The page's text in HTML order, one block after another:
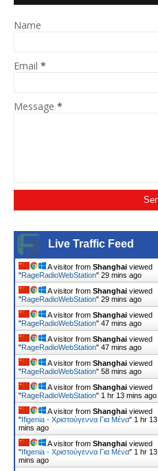
Name
Email *
Message *
Live Traffic Feed
A visitor from Shanghai viewed
"RageRadioWebStation" 29 mins ago
A visitor from Shanghai viewed
"RageRadioWebStation" 29 mins ago
A visitor from Shanghai viewed
"RageRadioWebStation" 47 mins ago
A visitor from Shanghai viewed
"RageRadioWebStation" 47 mins ago
A visitor from Shanghai viewed
"RageRadioWebStation" 58 mins ago
A visitor from Shanghai viewed
"RageRadioWebStation" 1 hr 13 mins ago
A visitor from Shanghai viewed
"Ifigenia - Xριστούγεννα Για Μένα" 1 hr 13
mins ago
A visitor from Shanghai viewed
"Ifigenia - Xριστούγεννα Για Μένα" 1 hr 13
mins ago